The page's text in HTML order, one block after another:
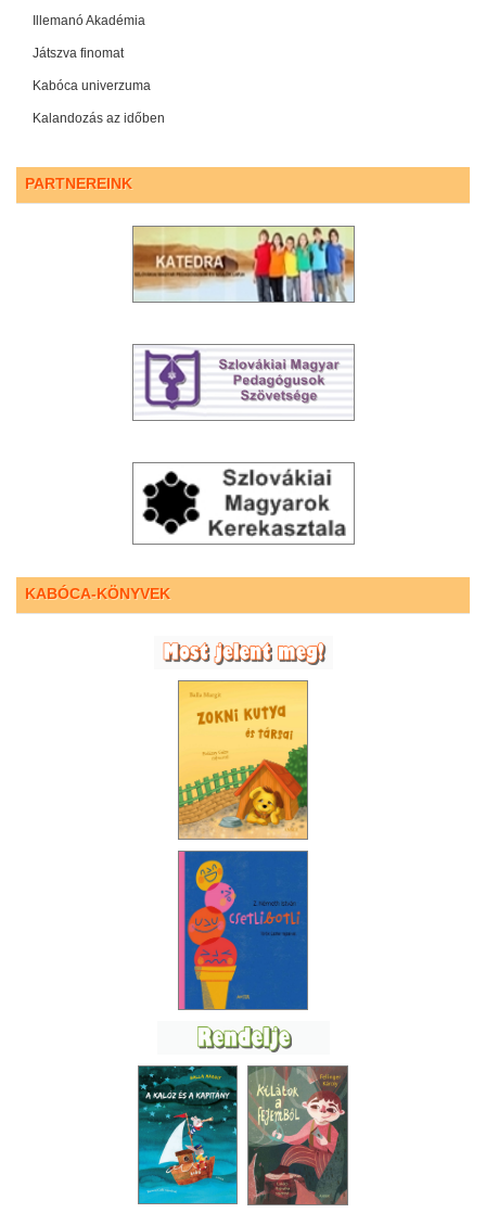
Illemanó Akadémia
Játszva finomat
Kabóca univerzuma
Kalandozás az időben
PARTNEREINK
KABÓCA-KÖNYVEK